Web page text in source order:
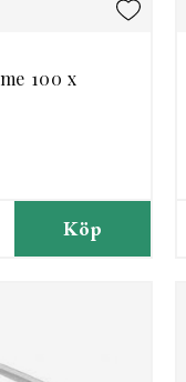
100 x
Köp